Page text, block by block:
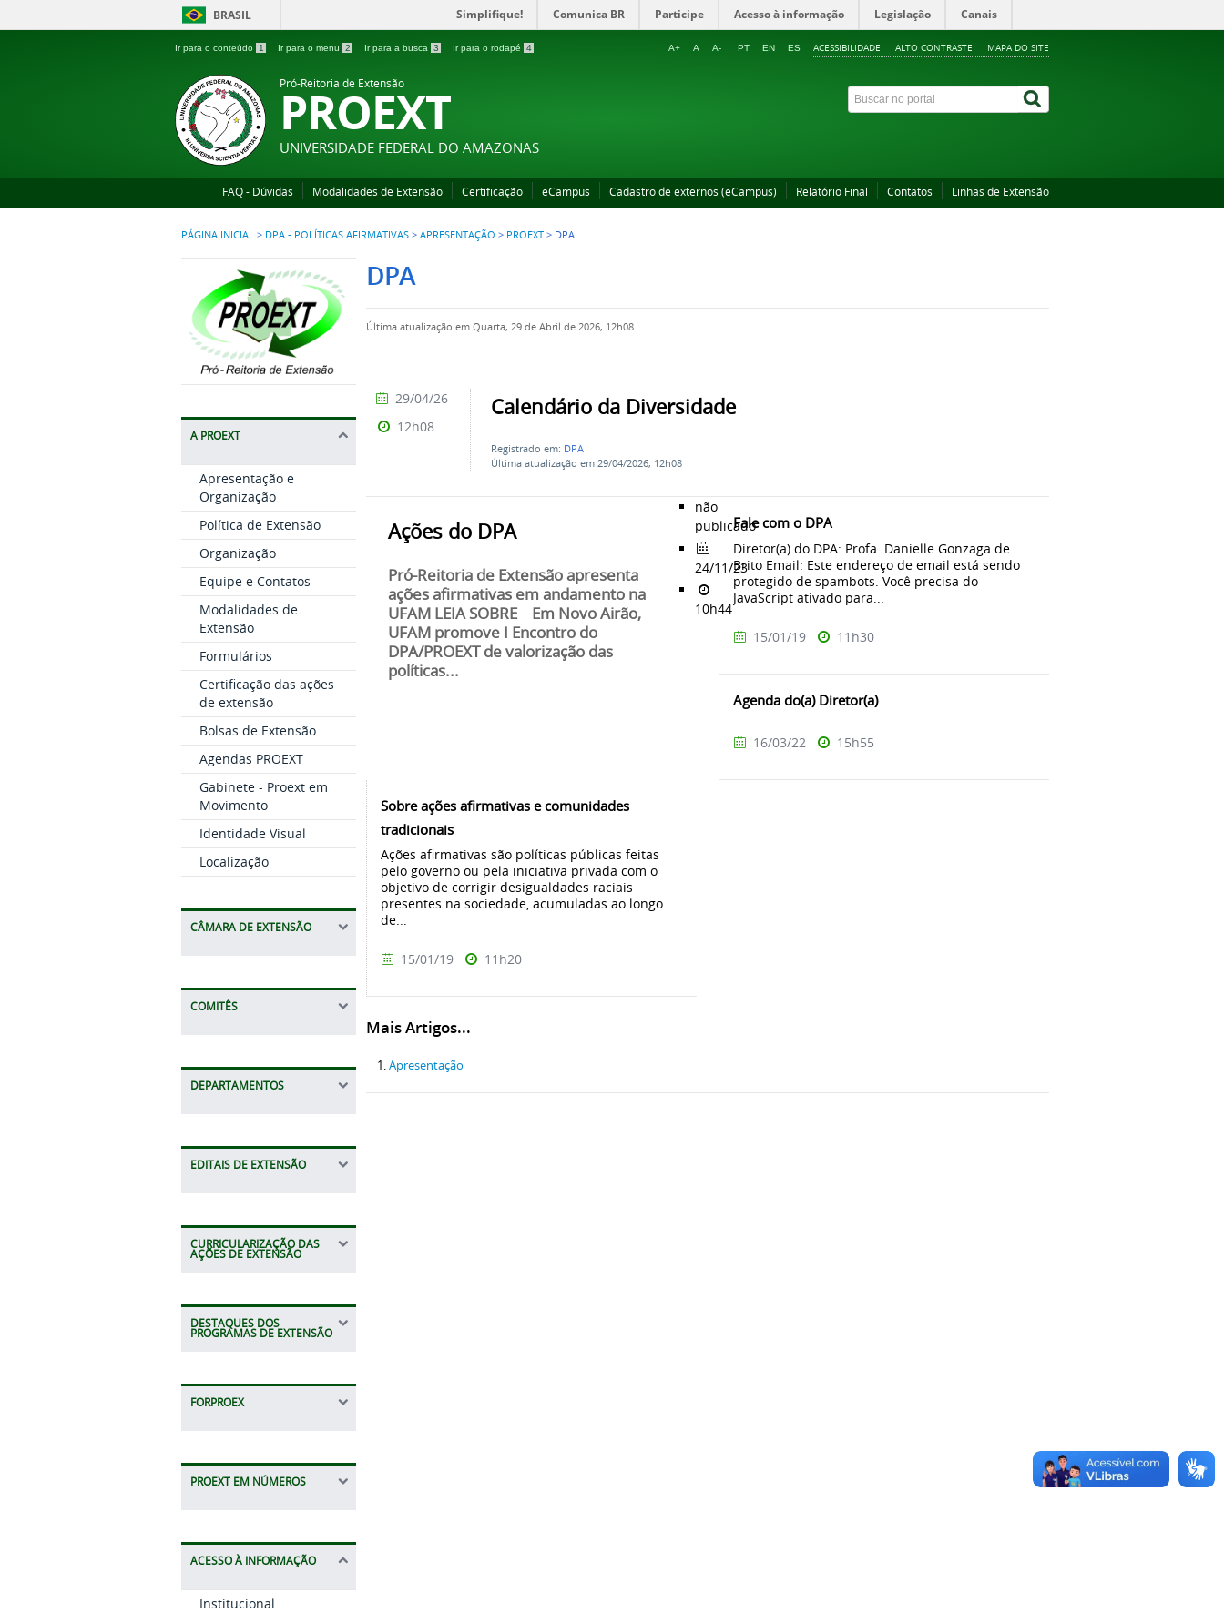
BRASIL Simplifique! Comunica BR Participe Acesso à informação Legislação Canais
Ir para o conteúdo 1 Ir para o menu 2 Ir para a busca 3 Ir para o rodapé 4 ACESSIBILIDADE ALTO CONTRASTE MAPA DO SITE
A+ A A- PT EN ES
Pró-Reitoria de Extensão
PROEXT
UNIVERSIDADE FEDERAL DO AMAZONAS
FAQ - Dúvidas Modalidades de Extensão Certificação eCampus Cadastro de externos (eCampus) Relatório Final Contatos Linhas de Extensão
PÁGINA INICIAL > DPA - POLÍTICAS AFIRMATIVAS > APRESENTAÇÃO > PROEXT > DPA
A PROEXT
Apresentação e
Organização
Política de Extensão
Organização
Equipe e Contatos
Modalidades de
Extensão
Formulários
Certificação das ações
de extensão
Bolsas de Extensão
Agendas PROEXT
Gabinete - Proext em
Movimento
Identidade Visual
Localização
CÂMARA DE EXTENSÃO
COMITÊS
DEPARTAMENTOS
EDITAIS DE EXTENSÃO
CURRICULARIZAÇÃO DAS
AÇÕES DE EXTENSÃO
DESTAQUES DOS
PROGRAMAS DE EXTENSÃO
FORPROEX
PROEXT EM NÚMEROS
ACESSO À INFORMAÇÃO
Institucional
DPA
Última atualização em Quarta, 29 de Abril de 2026, 12h08
Calendário da Diversidade
Registrado em: DPA
Última atualização em 29/04/2026, 12h08
29/04/26
12h08
Ações do DPA
Pró-Reitoria de Extensão apresenta
ações afirmativas em andamento na
UFAM LEIA SOBRE Em Novo Airão,
UFAM promove I Encontro do
DPA/PROEXT de valorização das
políticas...
não
publicado
24/11/23
10h44
Fale com o DPA
Diretor(a) do DPA: Profa. Danielle Gonzaga de
Brito Email: Este endereço de email está sendo
protegido de spambots. Você precisa do
JavaScript ativado para...
15/01/19 11h30
Agenda do(a) Diretor(a)
16/03/22 15h55
Sobre ações afirmativas e comunidades
tradicionais
Ações afirmativas são políticas públicas feitas
pelo governo ou pela iniciativa privada com o
objetivo de corrigir desigualdades raciais
presentes na sociedade, acumuladas ao longo
de...
15/01/19 11h20
Mais Artigos...
Apresentação